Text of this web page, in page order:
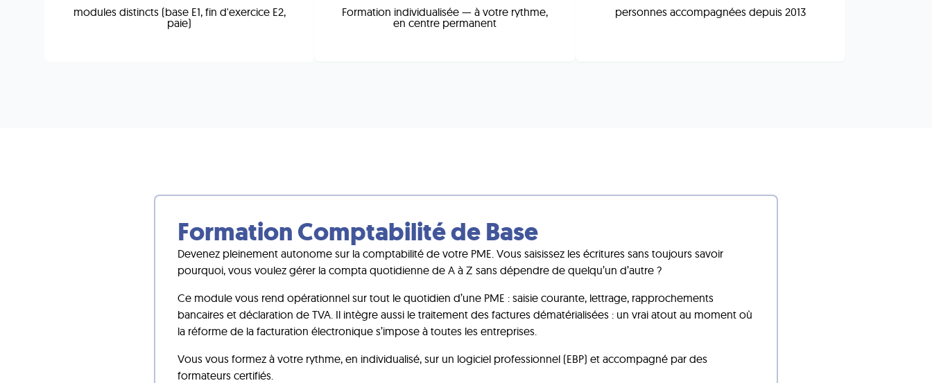
modules distincts (base E1, fin d'exercice E2,
paie)
Formation individualisée — à votre rythme,
en centre permanent
personnes accompagnées depuis 2013
Formation Comptabilité de Base
Devenez pleinement autonome sur la comptabilité de votre PME. Vous saisissez les écritures sans toujours savoir
pourquoi, vous voulez gérer la compta quotidienne de A à Z sans dépendre de quelqu’un d’autre ?
Ce module vous rend opérationnel sur tout le quotidien d’une PME : saisie courante, lettrage, rapprochements
bancaires et déclaration de TVA. Il intègre aussi le traitement des factures dématérialisées : un vrai atout au moment où
la réforme de la facturation électronique s’impose à toutes les entreprises.
Vous vous formez à votre rythme, en individualisé, sur un logiciel professionnel (EBP) et accompagné par des
formateurs certifiés.